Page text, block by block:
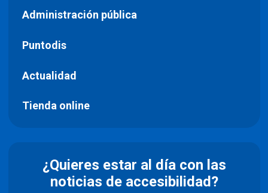
Administración pública
Puntodis
Actualidad
Tienda online
¿Quieres estar al día con las
noticias de accesibilidad?